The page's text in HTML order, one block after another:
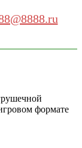
формате